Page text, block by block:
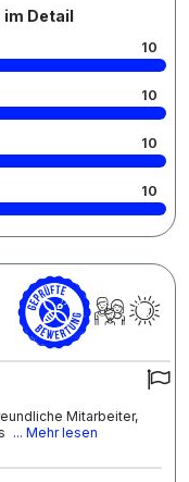
Detail
10
10
10
10
Mitarbeiter,
... Mehr lesen